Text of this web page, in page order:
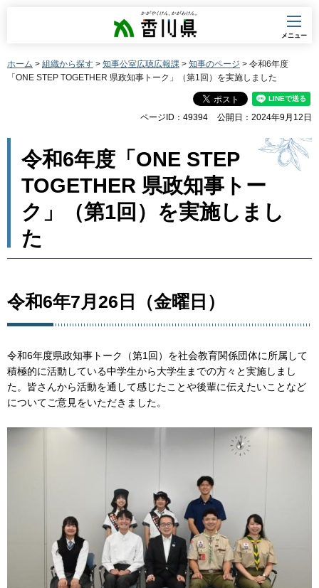
香川県
メニュー
ホーム > 組織から探す > 知事公室広聴広報課 > 知事のページ > 令和6年度
「ONE STEP TOGETHER 県政知事トーク」（第1回）を実施しました
ページID：49394 公開日：2024年9月12日
令和6年度「ONE STEP
TOGETHER 県政知事トー
ク」（第1回）を実施しまし
た
令和6年7月26日（金曜日）
令和6年度県政知事トーク（第1回）を社会教育関係団体に所属して
積極的に活動している中学生から大学生までの方々と実施しまし
た。皆さんから活動を通して感じたことや後輩に伝えたいことなど
についてご意見をいただきました。